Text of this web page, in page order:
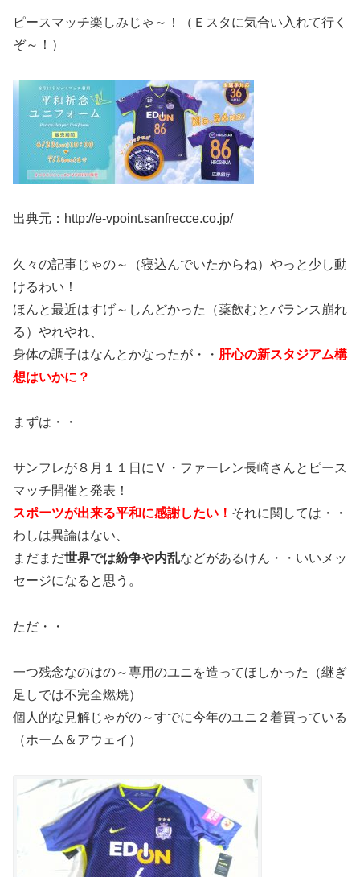
ピースマッチ楽しみじゃ～！（Ｅスタに気合い入れて行く
ぞ～！）
出典元：http://e-vpoint.sanfrecce.co.jp/
久々の記事じゃの～（寝込んでいたからね）やっと少し動
けるわい！
ほんと最近はすげ～しんどかった（薬飲むとバランス崩れ
る）やれやれ、
身体の調子はなんとかなったが・・ 肝心の新スタジアム構
想はいかに？
まずは・・
サンフレが８月１１日にＶ・ファーレン長崎さんとピース
マッチ開催と発表！
スポーツが出来る平和に感謝したい！ それに関しては・・
わしは異論はない、
まだまだ世界では紛争や内乱などがあるけん・・いいメッ
セージになると思う。
ただ・・
一つ残念なのはの～専用のユニを造ってほしかった（継ぎ
足しでは不完全燃焼）
個人的な見解じゃがの～すでに今年のユニ２着買っている
（ホーム＆アウェイ）